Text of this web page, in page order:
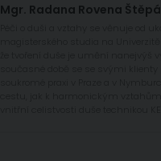
Mgr. Radana Rovena